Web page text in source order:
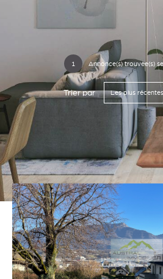
1 Annonce(s) trouvée(s)
Trier par Les plus récentes